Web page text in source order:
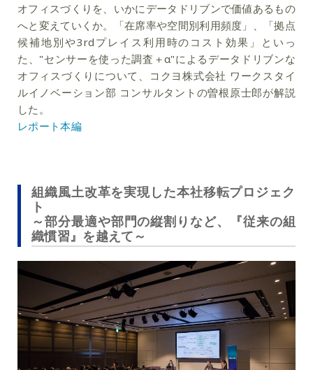
オフィスづくりを、いかにデータドリブンで価値あるもの
へと変えていくか。「在席率や空間別利用頻度」、「拠点
候補地別や3rdプレイス利用時のコスト効果」といっ
た、"センサーを使った調査＋α"によるデータドリブンな
オフィスづくりについて、コクヨ株式会社 ワークスタイ
ルイノベーション部 コンサルタントの曽根原士郎が解説
した。
レポート本編
組織風土改革を実現した本社移転プロジェク
ト
～部分最適や部門の縦割りなど、『従来の組
織慣習』を越えて～